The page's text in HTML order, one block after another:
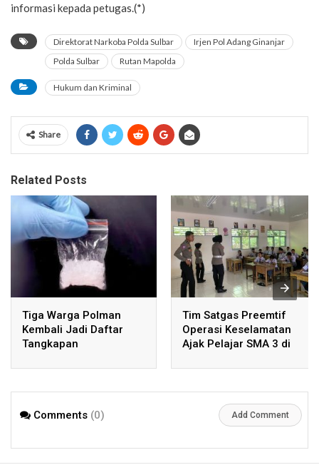
informasi kepada petugas.(*)
Direktorat Narkoba Polda Sulbar
Irjen Pol Adang Ginanjar
Polda Sulbar
Rutan Mapolda
Hukum dan Kriminal
Share
Related Posts
Tiga Warga Polman
Kembali Jadi Daftar
Tangkapan
Sulbar
Tim Satgas Preemtif
Operasi Keselamatan
Ajak Pelajar SMA 3 di
Budaya Tertib
Comments (0) Add Comment